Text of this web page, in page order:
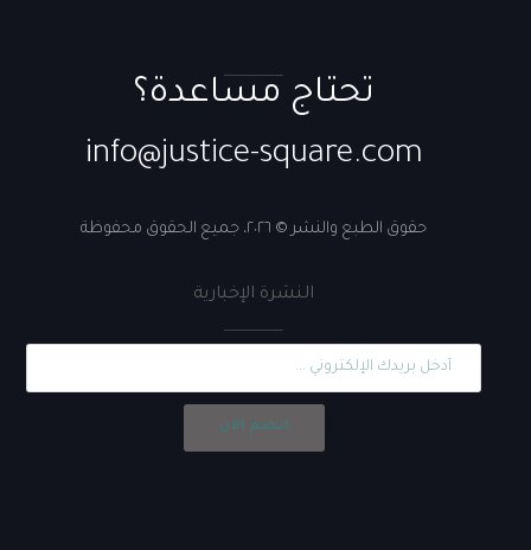
تحتاج مساعدة؟
info@justice-square.com
حقوق الطبع والنشر © ٢٠٢٦، جميع الحقوق محفوظة
النشرة الإخبارية
انضم الآن